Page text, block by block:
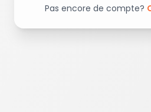
Pas encore de compte?